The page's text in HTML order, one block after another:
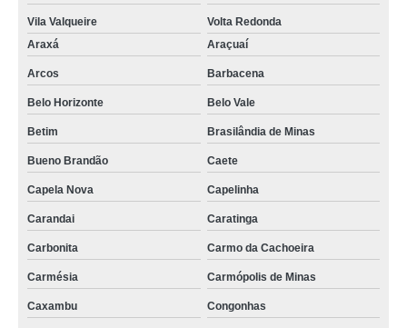
Vila Valqueire
Volta Redonda
Araxá
Araçuaí
Arcos Barbacena
Belo Horizonte Belo Vale
Betim Brasilândia de Minas
Bueno Brandão Caete
Capela Nova Capelinha
Carandai Caratinga
Carbonita Carmo da Cachoeira
Carmésia Carmópolis de Minas
Caxambu Congonhas